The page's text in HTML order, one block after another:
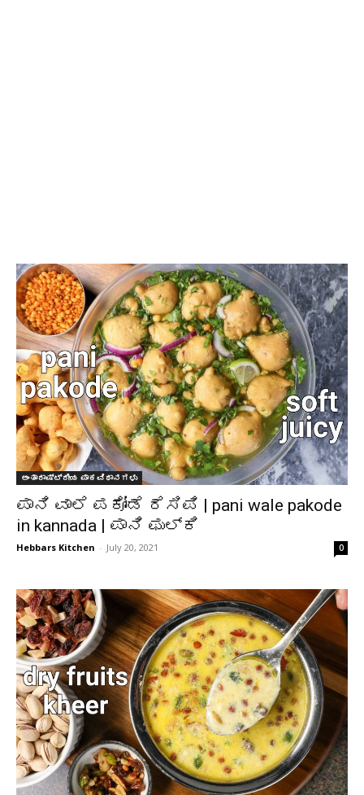
ಅಂತಾರಾಷ್ಟ್ರೀಯ ಪಾಕವಿಧಾನಗಳು
ಪಾನಿ ವಾಲೆ ಪಕೋಡೆ ರೆಸಿಪಿ | pani wale pakode
in kannada | ಪಾನಿ ಫುಲ್ಕಿ
Hebbars Kitchen - July 20, 2021 0